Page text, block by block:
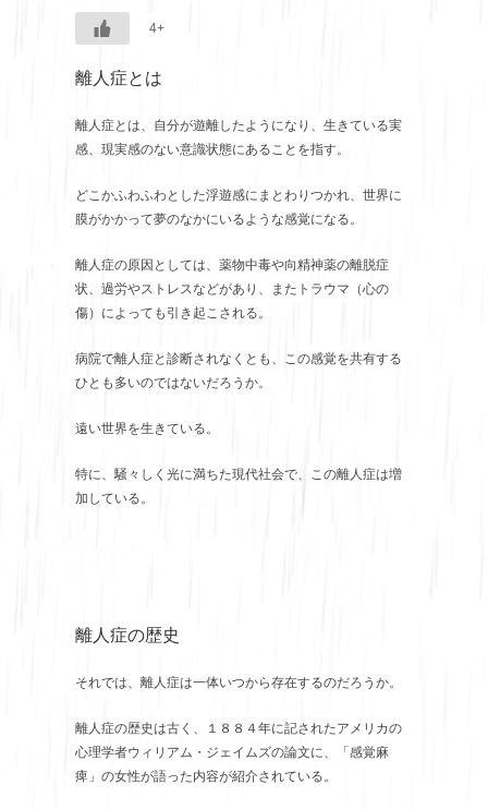
4+
離人症とは
離人症とは、自分が遊離したようになり、生きている実
感、現実感のない意識状態にあることを指す。
どこかふわふわとした浮遊感にまとわりつかれ、世界に
膜がかかって夢のなかにいるような感覚になる。
離人症の原因としては、薬物中毒や向精神薬の離脱症
状、過労やストレスなどがあり、またトラウマ（心の
傷）によっても引き起こされる。
病院で離人症と診断されなくとも、この感覚を共有する
ひとも多いのではないだろうか。
遠い世界を生きている。
特に、騒々しく光に満ちた現代社会で、この離人症は増
加している。
離人症の歴史
それでは、離人症は一体いつから存在するのだろうか。
離人症の歴史は古く、１８８４年に記されたアメリカの
心理学者ウィリアム・ジェイムズの論文に、「感覚麻
痺」の女性が語った内容が紹介されている。